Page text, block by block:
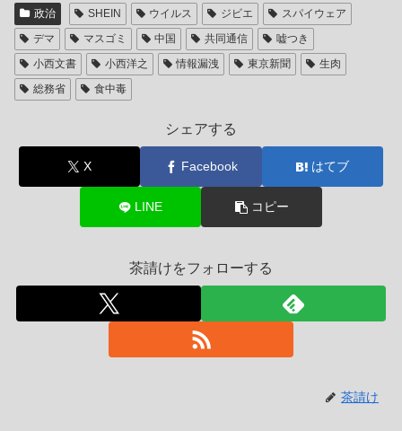
政治 SHEIN ウイルス ジビエ
スパイウェア
デマ
マスゴミ 中国 共同通信
嘘つき
小西文書
小西洋之 情報漏洩 東京新聞
生肉
総務省
食中毒
シェアする
X Facebook はてブ
LINE コピー
茶請けをフォローする
茶請け